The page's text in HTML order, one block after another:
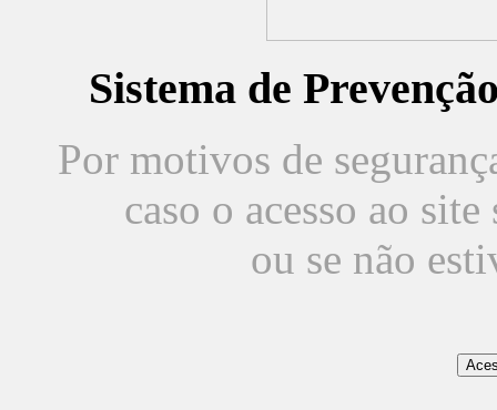
Sistema de
Por motivos de
caso o acesso ao
ou se não